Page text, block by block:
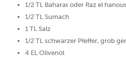
1/2 TL Baharat oder Raz el
1/2 TL Sumach
1 TL Salz
1/2 TL schwarzer Pfeffer, grob
4 EL Olivenöl